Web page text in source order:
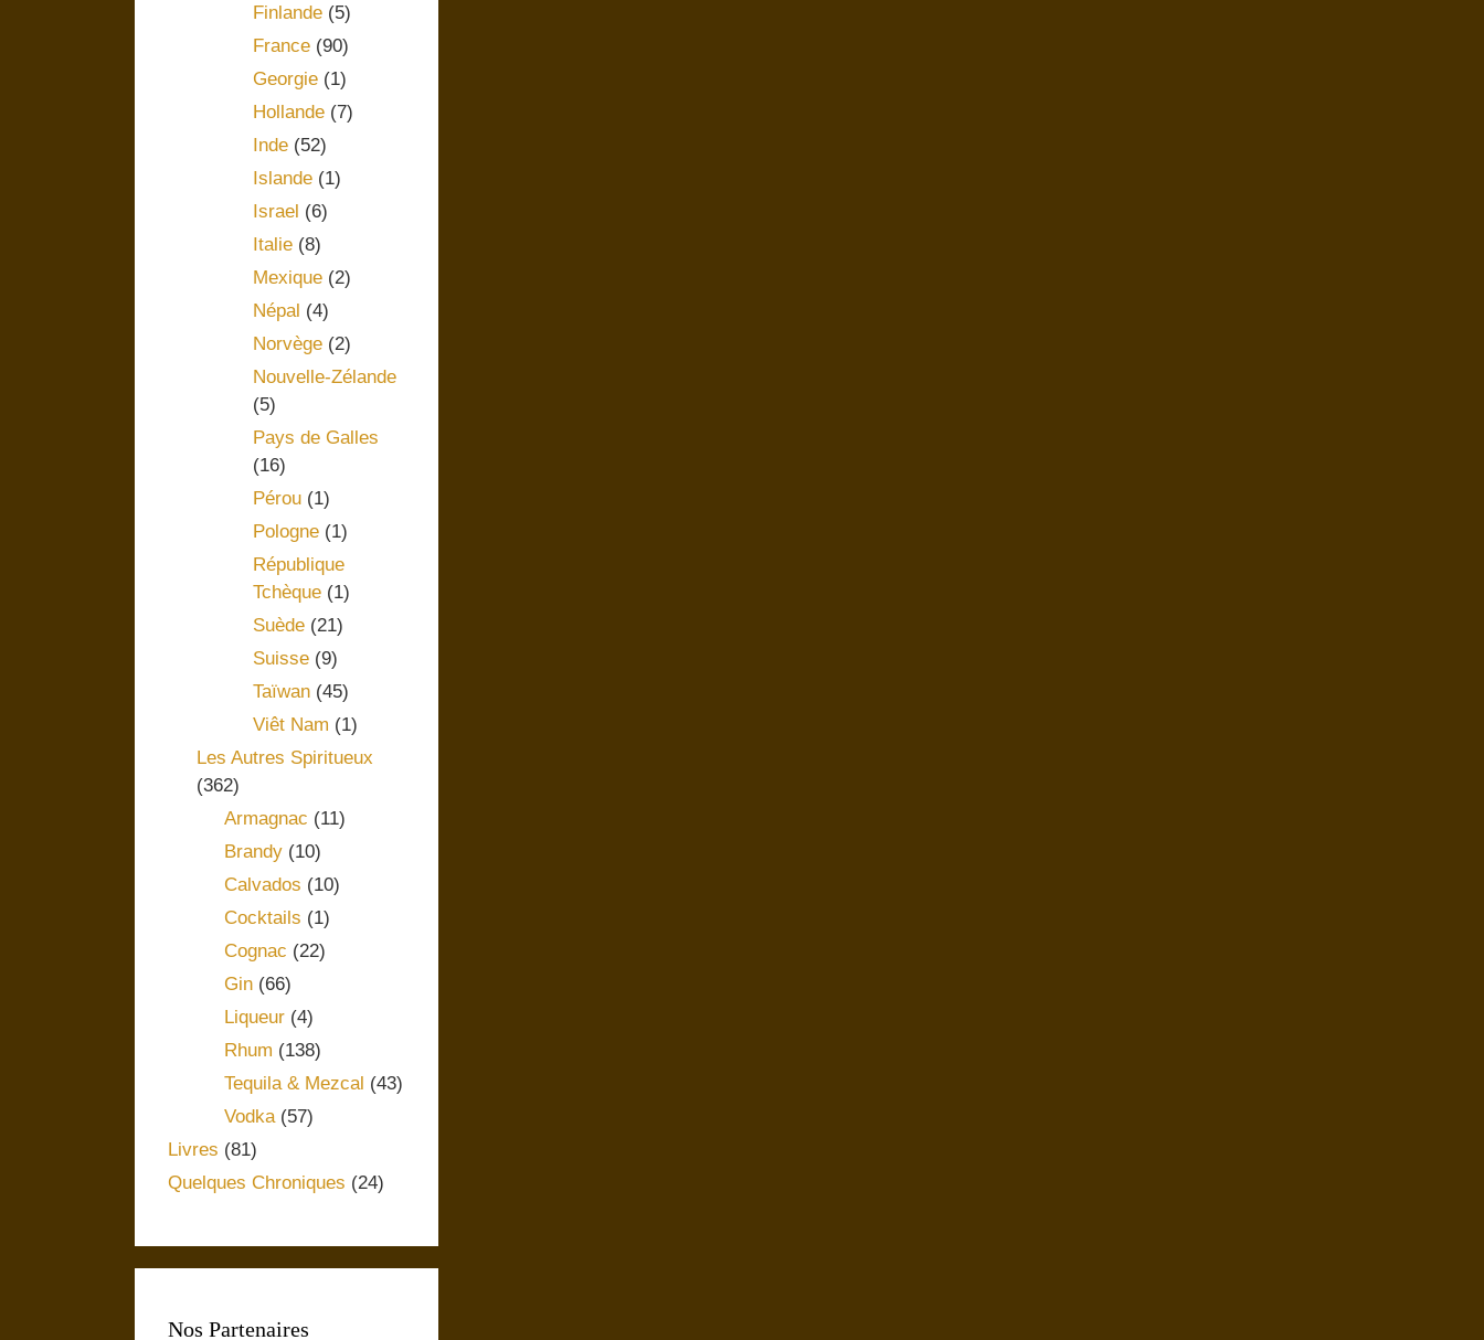
Finlande(5)
France(90)
Georgie(1)
Hollande(7)
Inde(52)
Islande(1)
Israel (6)
Italie(8)
Mexique(2)
Népal (4)
Norvège(2)
Nouvelle-Zélande
(5)
Pays de Galles
(16)
Pérou(1)
Pologne(1)
République
Tchèque(1)
Suède(21)
Suisse(9)
Taïwan(45)
Viêt Nam (1)
Les Autres Spiritueux
(362)
Armagnac (11)
Brandy (10)
Calvados (10)
Cocktails (1)
Cognac (22)
Gin (66)
Liqueur (4)
Rhum (138)
Tequila & Mezcal (43)
Vodka (57)
Livres (81)
Quelques Chroniques (24)
Nos Partenaires